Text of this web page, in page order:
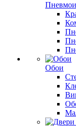
Обои